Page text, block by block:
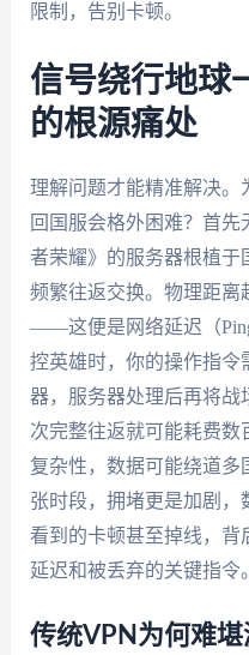
限制，告别卡顿。
信号绕行地球
的根源痛处
理解问题才能精准解决。
回国服会格外困难？首
者荣耀》的服务器根植
频繁往返交换。物理距离
——这便是网络延迟（
控英雄时，你的操作指令
器，服务器处理后再将战
次完整往返就可能耗费数
复杂性，数据可能绕道多
张时段，拥堵更是加剧，
看到的卡顿甚至掉线，背
延迟和被丢弃的关键指令。
传统VPN为何难